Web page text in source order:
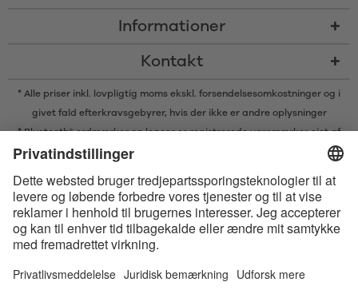
Informationer
Kontakt
* Alle priser inkl. lovpligtig moms ekskl. forsendelsesomkostninger og i
givet fald efterkravsgebyrer, hvis der ikke er andre oplysninger
* Bluetooth® ordmærker og logoer er registrerede varemærker ejet af
Bluetooth SIG, Inc. og enhver brug af sådanne mærker af Satisfyer GmbH
Apple, Apple logoet og Apple Watch er varemærker ejet af Apple Inc.
Google Play og Google Play-logoet er varemærker, der tilhører Google
LLC.